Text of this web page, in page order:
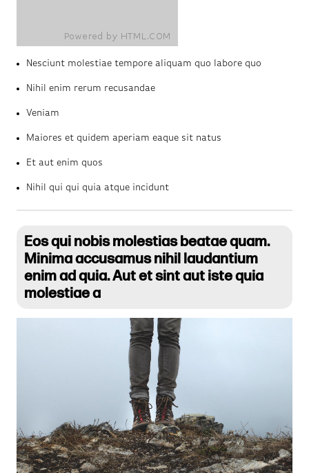
Nesciunt molestiae tempore aliquam quo labore quo
Nihil enim rerum recusandae
Veniam
Maiores et quidem aperiam eaque sit natus
Et aut enim quos
Nihil qui qui quia atque incidunt
Eos qui nobis molestias beatae quam.
Minima accusamus nihil laudantium
enim ad quia. Aut et sint aut iste quia
molestiae a